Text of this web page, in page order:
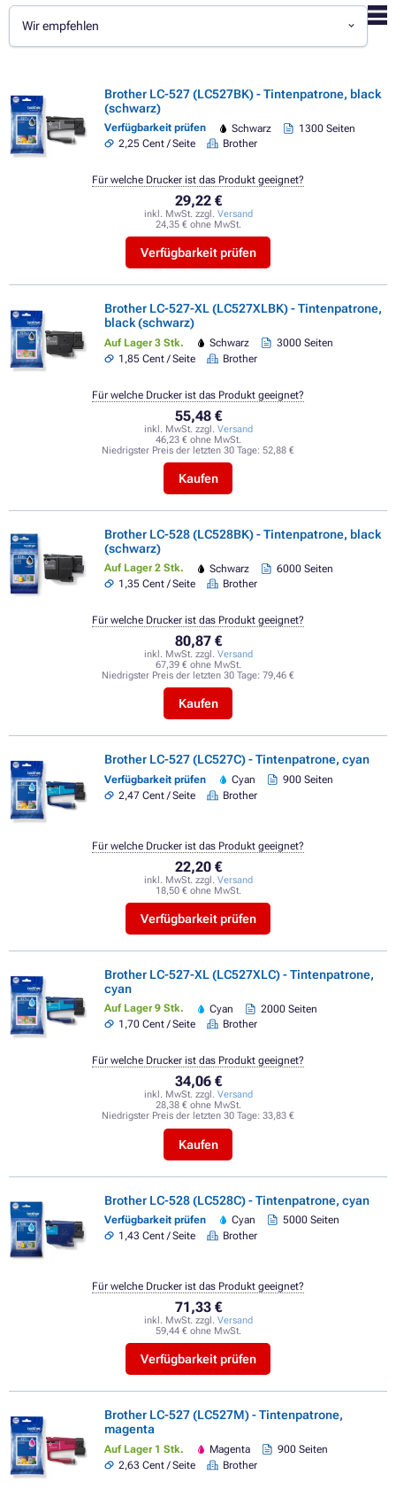
Wir empfehlen
Brother LC-527 (LC527BK) - Tintenpatrone, black
(schwarz)
Verfügbarkeit prüfen Schwarz
1300 Seiten
2,25 Cent / Seite
Brother
29,22 €
inkl. MwSt. zzgl. Versand
24,35 € ohne MwSt.
Verfügbarkeit prüfen
Für welche Drucker ist das Produkt geeignet?
Brother LC-527-XL (LC527XLBK) - Tintenpatrone,
black (schwarz)
Auf Lager 3 Stk. Schwarz
3000 Seiten
1,85 Cent / Seite
Brother
55,48 €
inkl. MwSt. zzgl. Versand
46,23 € ohne MwSt.
Niedrigster Preis der letzten 30 Tage: 52,88 €
Kaufen
Für welche Drucker ist das Produkt geeignet?
Brother LC-528 (LC528BK) - Tintenpatrone, black
(schwarz)
Auf Lager 2 Stk. Schwarz
6000 Seiten
1,35 Cent / Seite
Brother
80,87 €
inkl. MwSt. zzgl. Versand
67,39 € ohne MwSt.
Niedrigster Preis der letzten 30 Tage: 79,46 €
Kaufen
Für welche Drucker ist das Produkt geeignet?
Brother LC-527 (LC527C) - Tintenpatrone, cyan
Verfügbarkeit prüfen Cyan
900 Seiten
2,47 Cent / Seite
Brother
22,20 €
inkl. MwSt. zzgl. Versand
18,50 € ohne MwSt.
Verfügbarkeit prüfen
Für welche Drucker ist das Produkt geeignet?
Brother LC-527-XL (LC527XLC) - Tintenpatrone,
cyan
Auf Lager 9 Stk. Cyan
2000 Seiten
1,70 Cent / Seite
Brother
34,06 €
inkl. MwSt. zzgl. Versand
28,38 € ohne MwSt.
Niedrigster Preis der letzten 30 Tage: 33,83 €
Kaufen
Für welche Drucker ist das Produkt geeignet?
Brother LC-528 (LC528C) - Tintenpatrone, cyan
Verfügbarkeit prüfen Cyan
5000 Seiten
1,43 Cent / Seite
Brother
71,33 €
inkl. MwSt. zzgl. Versand
59,44 € ohne MwSt.
Verfügbarkeit prüfen
Für welche Drucker ist das Produkt geeignet?
Brother LC-527 (LC527M) - Tintenpatrone,
magenta
Auf Lager 1 Stk. Magenta
900 Seiten
2,63 Cent / Seite
Brother